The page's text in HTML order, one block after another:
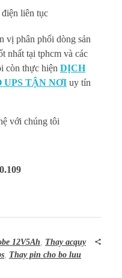
liên tục
vị phân phối dòng sản
nhất tại tphcm và các
còn thực hiện DỊCH
UPS TẬN NƠI uy tín
với chúng tôi
12V5Ah, Thay acquy
, Thay pin cho bo luu